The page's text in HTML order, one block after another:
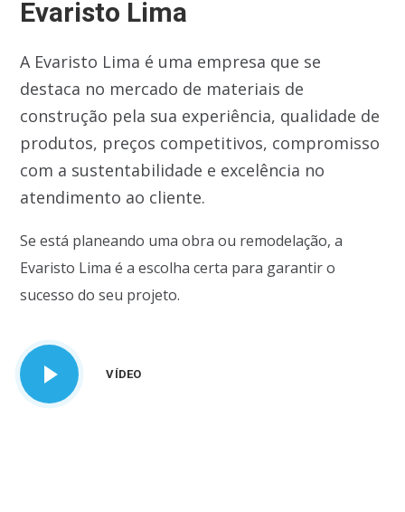
Evaristo Lima
A Evaristo Lima é uma empresa que se
destaca no mercado de materiais de
construção pela sua experiência, qualidade de
produtos, preços competitivos, compromisso
com a sustentabilidade e excelência no
atendimento ao cliente.
Se está planeando uma obra ou remodelação, a
Evaristo Lima é a escolha certa para garantir o
sucesso do seu projeto.
VÍDEO